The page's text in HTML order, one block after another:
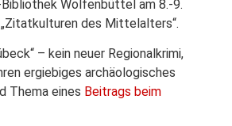
Wolfenbüttel am 8.-9.
des Mittelalters“.
– kein neuer Regionalkrimi,
ergiebiges archäologisches
Thema eines Beitrags beim